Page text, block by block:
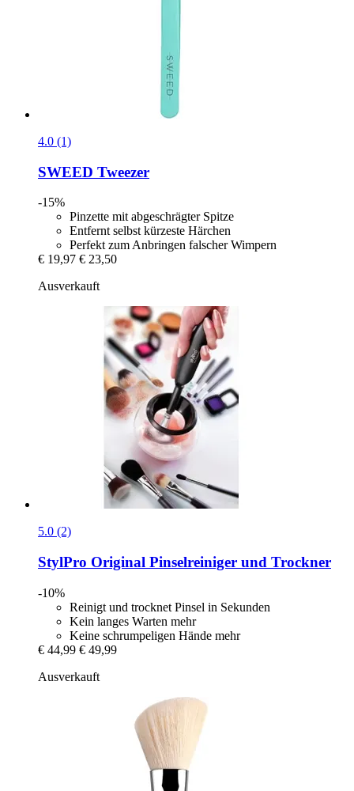
4.0 (1)
SWEED Tweezer
-15%
Pinzette mit abgeschrägter Spitze
Entfernt selbst kürzeste Härchen
Perfekt zum Anbringen falscher Wimpern
€ 19,97 € 23,50
Ausverkauft
5.0 (2)
StylPro Original Pinselreiniger und Trockner
-10%
Reinigt und trocknet Pinsel in Sekunden
Kein langes Warten mehr
Keine schrumpeligen Hände mehr
€ 44,99 € 49,99
Ausverkauft